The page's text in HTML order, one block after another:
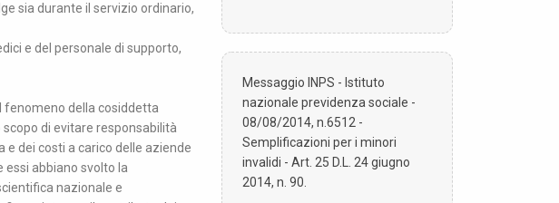
sia durante il servizio ordinario,
e del personale di supporto,
fenomeno della cosiddetta
di evitare responsabilità
e dei costi a carico delle aziende
abbiano svolto la
nazionale e
Messaggio INPS - Istituto
nazionale previdenza sociale -
08/08/2014, n.6512 -
Semplificazioni per i minori
invalidi - Art. 25 D.L. 24 giugno
2014, n. 90.